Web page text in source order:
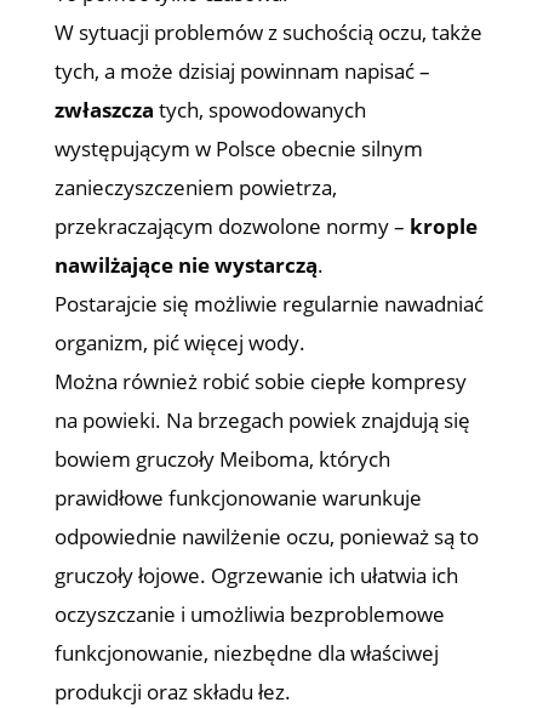
W sytuacji problemów z suchością oczu, także
tych, a może dzisiaj powinnam napisać –
zwłaszcza tych, spowodowanych
występującym w Polsce obecnie silnym
zanieczyszczeniem powietrza,
przekraczającym dozwolone normy – krople
nawilżające nie wystarczą.
Postarajcie się możliwie regularnie nawadniać
organizm, pić więcej wody.
Można również robić sobie ciepłe kompresy
na powieki. Na brzegach powiek znajdują się
bowiem gruczoły Meiboma, których
prawidłowe funkcjonowanie warunkuje
odpowiednie nawilżenie oczu, ponieważ są to
gruczoły łojowe. Ogrzewanie ich ułatwia ich
oczyszczanie i umożliwia bezproblemowe
funkcjonowanie, niezbędne dla właściwej
produkcji oraz składu łez.